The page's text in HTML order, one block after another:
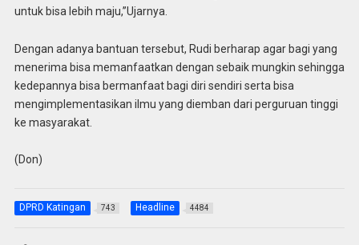
untuk bisa lebih maju,”Ujarnya.
Dengan adanya bantuan tersebut, Rudi berharap agar bagi yang
menerima bisa memanfaatkan dengan sebaik mungkin sehingga
kedepannya bisa bermanfaat bagi diri sendiri serta bisa
mengimplementasikan ilmu yang diemban dari perguruan tinggi
ke masyarakat.
(Don)
DPRD Katingan 743 Headline 4484